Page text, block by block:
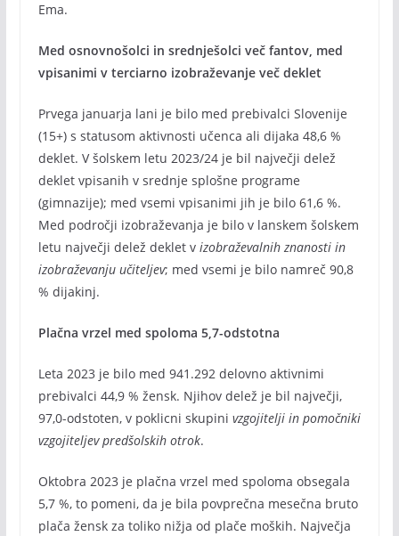
Ema.
Med osnovnošolci in srednješolci več fantov, med
vpisanimi v terciarno izobraževanje več deklet
Prvega januarja lani je bilo med prebivalci Slovenije
(15+) s statusom aktivnosti učenca ali dijaka 48,6 %
deklet. V šolskem letu 2023/24 je bil največji delež
deklet vpisanih v srednje splošne programe
(gimnazije); med vsemi vpisanimi jih je bilo 61,6 %.
Med področji izobraževanja je bilo v lanskem šolskem
letu največji delež deklet vizobraževalnih znanosti in
izobraževanju učiteljev; med vsemi je bilo namreč 90,8
% dijakinj.
Plačna vrzel med spoloma 5,7-odstotna
Leta 2023 je bilo med 941.292 delovno aktivnimi
prebivalci 44,9 % žensk. Njihov delež je bil največji,
97,0-odstoten, v poklicni skupini vzgojitelji in pomočniki
vzgojiteljev predšolskih otrok.
Oktobra 2023 je plačna vrzel med spoloma obsegala
5,7 %, to pomeni, da je bila povprečna mesečna bruto
plača žensk za toliko nižja od plače moških. Največja